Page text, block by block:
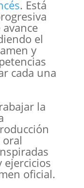
. Está
el
y
cada una
la
ejercicios
oficial.